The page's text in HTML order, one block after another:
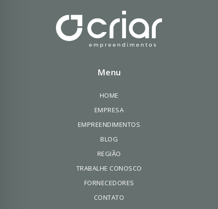
Menu
HOME
EMPRESA
EMPREENDIMENTOS
BLOG
REGIÃO
TRABALHE CONOSCO
FORNECEDORES
CONTATO